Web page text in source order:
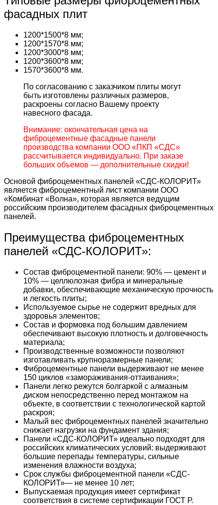
фасадных плит
1200*1500*8 мм;
1200*1570*8 мм;
1200*3000*8 мм;
1200*3600*8 мм;
1570*3600*8 мм.
По согласованию с заказчиком плиты могут
быть изготовлены различных размеров,
раскроены согласно Вашему проекту
навесного фасада.
Внимание: окончательная цена на
фиброцементные фасадные панели
производства компании ООО «ПКП «СДС»
рассчитывается индивидуально. При заказе
больших объемов — дополнительные скидки!
Основой фиброцементных панелей «СДС-КОЛОРИТ»
является фиброцементный лист компании ООО
«Комбинат «Волна», которая является ведущим
российским производителем фасадных фиброцементных
панелей.
Преимущества фиброцементных
панелей «СДС-КОЛОРИТ»:
Состав фиброцементной панели: 90% — цемент и
10% — целлюлозная фибра и минеральные
добавки, обеспечивающие механическую прочность
и легкость плиты;
Используемое сырье не содержит вредных для
здоровья элементов;
Состав и формовка под большим давлением
обеспечивают высокую плотность и долговечность
материала;
Производственные возможности позволяют
изготавливать крупноразмерные панели;
Фиброцементные панели выдерживают не менее
150 циклов «замораживания-оттаивания»;
Панели легко режутся болгаркой с алмазным
диском непосредственно перед монтажом на
объекте, в соответствии с технологической картой
раскроя;
Малый вес фиброцементных панелей значительно
снижает нагрузки на фундамент здания;
Панели «СДС-КОЛОРИТ» идеально подходят для
российских климатических условий: выдерживают
большие перепады температуры, сильные
изменения влажности воздуха;
Срок службы фиброцементной панели «СДС-
КОЛОРИТ»— не менее 10 лет;
Выпускаемая продукция имеет сертификат
соответствия в системе сертификации ГОСТ Р.